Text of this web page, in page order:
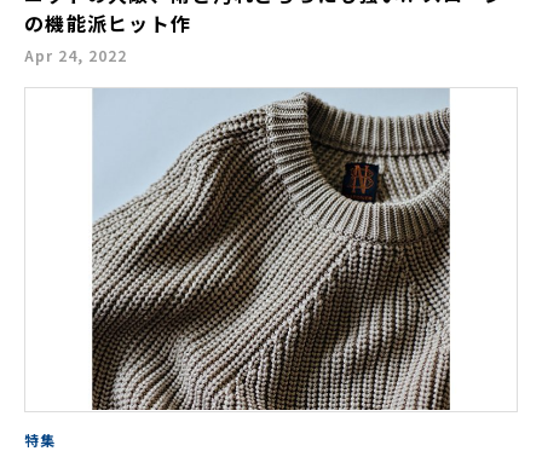
の機能派ヒット作
Apr 24, 2022
特集